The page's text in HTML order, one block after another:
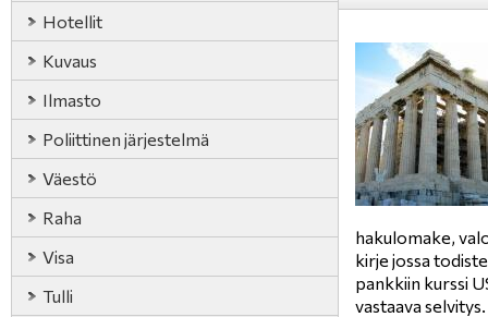
Hotellit
Kuvaus
Ilmasto
Poliittinen järjestelmä
Väestö
Raha
Visa
Tulli
hakulomake,
kirje jossa
pankkiin kurssi
vastaava